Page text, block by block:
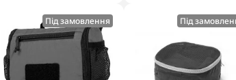
Під замовлення Під